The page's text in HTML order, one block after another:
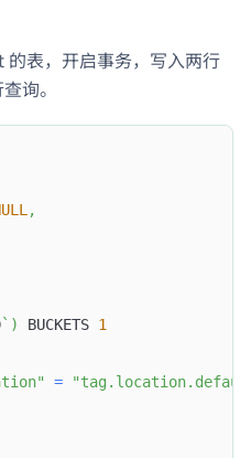
表，开启事务，写入两行
询。
,
` ) BUCKETS 1
=